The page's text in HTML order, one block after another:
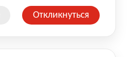
Откликнуться